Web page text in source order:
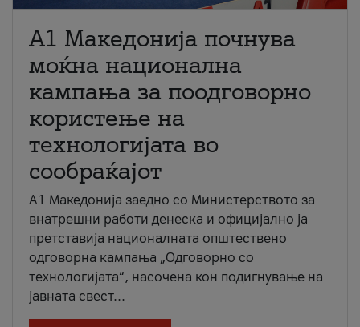
A1 Македонија почнува
моќна национална
кампања за поодговорно
користење на
технологијата во
сообраќајот
A1 Македонија заедно со Министерството за
внатрешни работи денеска и официјално ја
претставија националната општествено
одговорна кампања „Одговорно со
технологијата“, насочена кон подигнување на
јавната свест...